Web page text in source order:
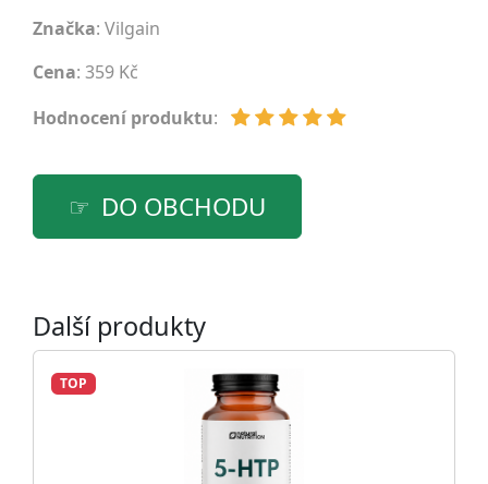
Značka: Vilgain
Cena: 359 Kč
Hodnocení produktu:
DO OBCHODU
Další produkty
TOP